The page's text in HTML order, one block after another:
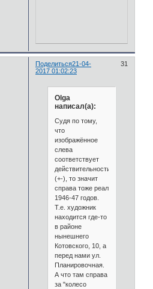
Поделиться 31
21-04-
2017 01:02:23
Olga
написал(а):
Судя по тому,
что
изображённое
слева
соответствует
действительности
(+-), то значит
справа тоже реал
1946-47 годов.
Т.е. художник
находится где-то
в районе
нынешнего
Котовского, 10, а
перед нами ул.
Планировочная.
А что там справа
за "колесо